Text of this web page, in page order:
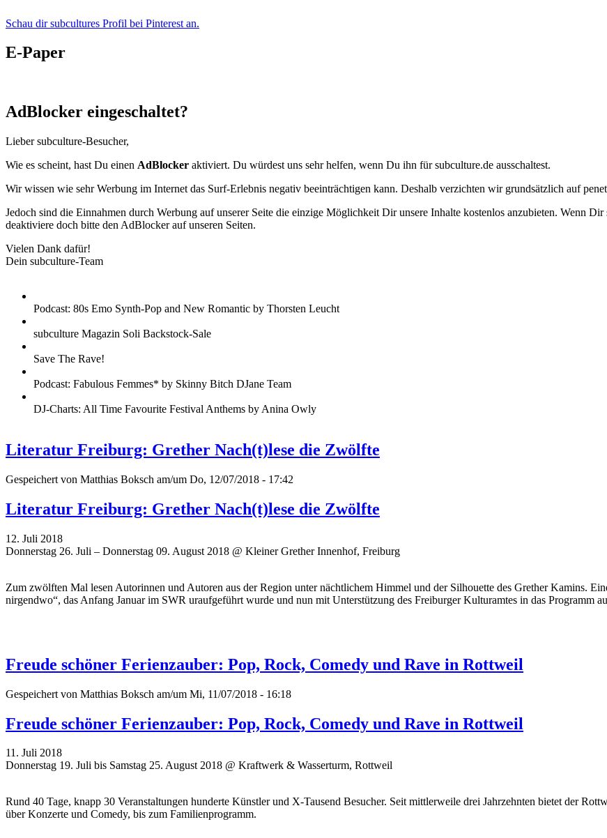
Schau dir subcultures Profil bei Pinterest an.
E-Paper
AdBlocker eingeschaltet?
Lieber subculture-Besucher,
Wie es scheint, hast Du einen AdBlocker aktiviert. Du würdest uns sehr helfen, wenn Du ihn für subculture.de ausschaltest.
Wir wissen wie sehr Werbung im Internet das Surf-Erlebnis negativ beeinträchtigen kann. Deshalb verzichten wir grundsätzlich auf
Jedoch sind die Einnahmen durch Werbung auf unserer Seite die einzige Möglichkeit Dir unsere Inhalte kostenlos anzubieten. Wenn
deaktiviere doch bitte den AdBlocker auf unseren Seiten.
Vielen Dank dafür!
Dein subculture-Team
Podcast: 80s Emo Synth-Pop and New Romantic by Thorsten Leucht
subculture Magazin Soli Backstock-Sale
Save The Rave!
Podcast: Fabulous Femmes* by Skinny Bitch DJane Team
DJ-Charts: All Time Favourite Festival Anthems by Anina Owly
Literatur Freiburg: Grether Nach(t)lese die Zwölfte
Gespeichert von Matthias Boksch am/um Do, 12/07/2018 - 17:42
Literatur Freiburg: Grether Nach(t)lese die Zwölfte
12. Juli 2018
Donnerstag 26. Juli – Donnerstag 09. August 2018 @ Kleiner Grether Innenhof, Freiburg
Zum zwölften Mal lesen Autorinnen und Autoren aus der Region unter nächtlichem Himmel und der Silhouette des Grether Kamins.
nirgendwo“, das Anfang Januar im SWR uraufgeführt wurde und nun mit Unterstützung des Freiburger Kulturamtes in das Programm
Freude schöner Ferienzauber: Pop, Rock, Comedy und Rave in Rottweil
Gespeichert von Matthias Boksch am/um Mi, 11/07/2018 - 16:18
Freude schöner Ferienzauber: Pop, Rock, Comedy und Rave in Rottweil
11. Juli 2018
Donnerstag 19. Juli bis Samstag 25. August 2018 @ Kraftwerk & Wasserturm, Rottweil
Rund 40 Tage, knapp 30 Veranstaltungen hunderte Künstler und X-Tausend Besucher. Seit mittlerweile drei Jahrzehnten bietet der
über Konzerte und Comedy, bis zum Familienprogramm.